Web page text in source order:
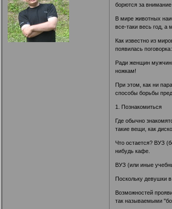
борются за
В мире животных
все-таки весь год, а
Как известно из
появилась
Ради женщин
ножкам!
При этом, как ни
способы борьбы
1. Познакомиться
Где обычно
такие вещи, как
Что остается? ВУЗ
нибудь кафе.
ВУЗ (или иные
Поскольку девушки
Возможностей
так называемыми